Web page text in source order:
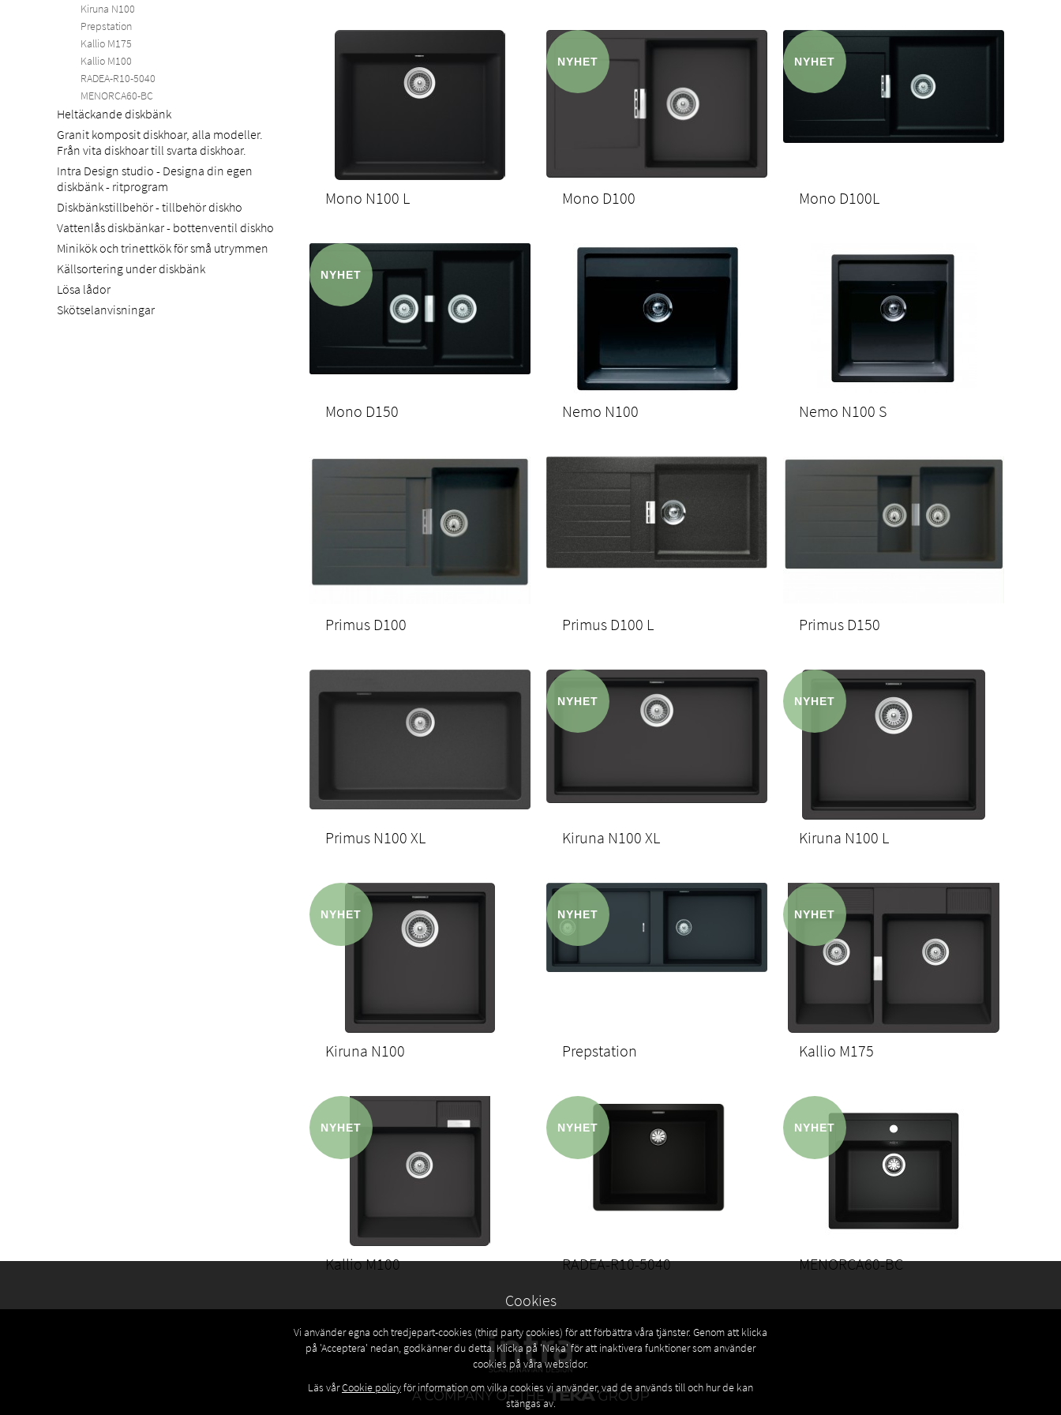
Kiruna N100
Prepstation
Kallio M175
Kallio M100
RADEA-R10-5040
MENORCA60-BC
Heltäckande diskbänk
Granit komposit diskhoar, alla modeller.
Från vita diskhoar till svarta diskhoar.
Intra Design studio - Designa din egen
diskbänk - ritprogram
Diskbänkstillbehör - tillbehör diskho
Vattenlås diskbänkar - bottenventil diskho
Minikök och trinettkök för små utrymmen
Källsortering under diskbänk
Lösa lådor
Skötselanvisningar
Mono N100 L Mono D100 Mono D100L
Mono D150 Nemo N100 Nemo N100 S
Primus D100 Primus D100 L Primus D150
Primus N100 XL Kiruna N100 XL Kiruna N100 L
Kiruna N100 Prepstation Kallio M175
Kallio M100 RADEA-R10-5040
MENORCA60-BC
Cookies
Vi använder egna och tredjepart-cookies (third party cookies) för att förbättra våra tjänster. Genom att klicka
på 'Acceptera' nedan, godkänner du detta. Klicka på 'Neka' för att inaktivera funktioner som använder
cookies på våra websidor.
Läs vårCookie policyför information om vilka cookies vi använder, vad de används till och hur de kan
stängas av.